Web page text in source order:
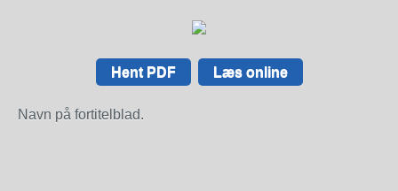
Hent PDF Læs online
Navn på fortitelblad.